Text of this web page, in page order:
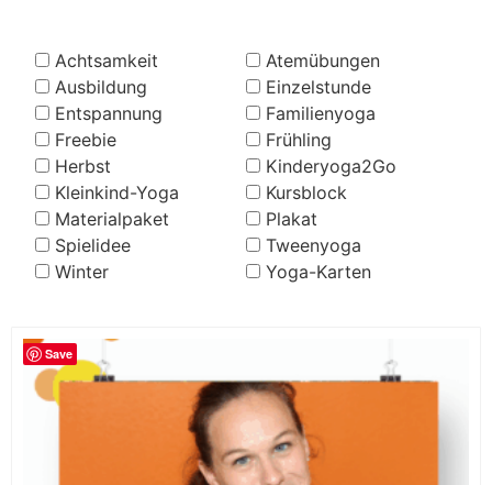
Achtsamkeit
Atemübungen
Ausbildung
Einzelstunde
Entspannung
Familienyoga
Freebie
Frühling
Herbst
Kinderyoga2Go
Kleinkind-Yoga
Kursblock
Materialpaket
Plakat
Spielidee
Tweenyoga
Winter
Yoga-Karten
Save